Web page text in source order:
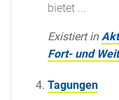
bietet ...
Existiert in
Fort- und
Tagungen